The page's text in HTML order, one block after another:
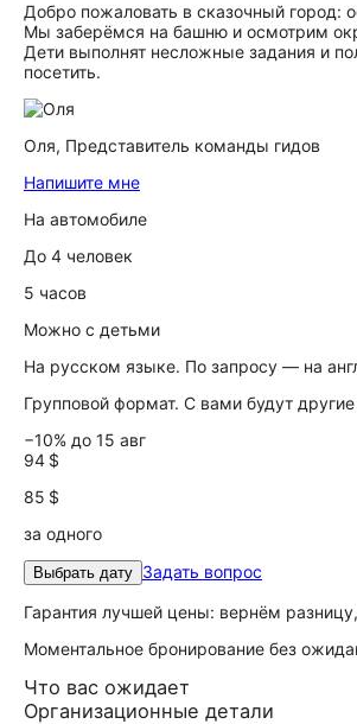
Добро пожаловать в сказочный город:
Мы заберёмся на башню и осмотрим
Дети выполнят несложные задания и
посетить.
Оля, Представитель команды гидов
Напишите мне
На автомобиле
До 4 человек
5 часов
Можно с детьми
На русском языке. По запросу — на
Групповой формат. С вами будут
−10% до 15 авг
94 $
85 $
за одного
Выбрать дату Задать вопрос
Гарантия лучшей цены: вернём
Моментальное бронирование без
Что вас ожидает
Организационные детали